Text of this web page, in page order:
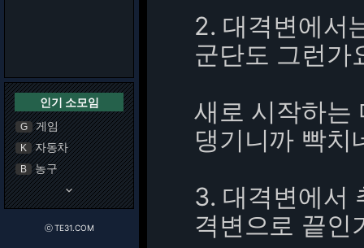
인기 소모임
G 게임
K 자동차
B 농구
keyboard_arrow_down
ⓒ TE31.COM
2. 대격변에서
군단도 그런가
새로 시작하는
댕기니까 빡치
3. 대격변에서
격변으로 끝인